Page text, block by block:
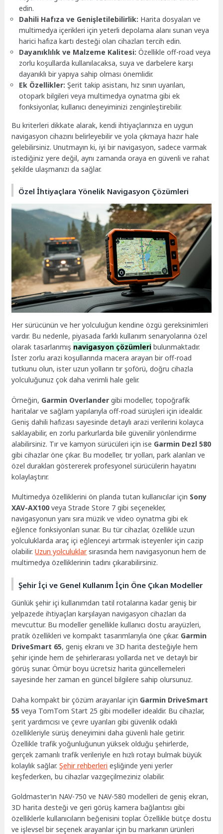
edin.
Dahili Hafıza ve Genişletilebilirlik: Harita dosyaları ve
multimedya içerikleri için yeterli depolama alanı sunan veya
harici hafıza kartı desteği olan cihazları tercih edin.
Dayanıklılık ve Malzeme Kalitesi: Özellikle off-road veya
zorlu koşullarda kullanılacaksa, suya ve darbelere karşı
dayanıklı bir yapıya sahip olması önemlidir.
Ek Özellikler: Şerit takip asistanı, hız sınırı uyarıları,
otopark bilgileri veya multimedya oynatma gibi ek
fonksiyonlar, kullanıcı deneyiminizi zenginleştirebilir.
Bu kriterleri dikkate alarak, kendi ihtiyaçlarınıza en uygun
navigasyon cihazını belirleyebilir ve yola çıkmaya hazır hale
gelebilirsiniz. Unutmayın ki, iyi bir navigasyon, sadece varmak
istediğiniz yere değil, aynı zamanda oraya en güvenli ve rahat
şekilde ulaşmanızı da sağlar.
Özel İhtiyaçlara Yönelik Navigasyon Çözümleri
Her sürücünün ve her yolculuğun kendine özgü gereksinimleri
vardır. Bu nedenle, piyasada farklı kullanım senaryolarına özel
olarak tasarlanmış navigasyon çözümleri bulunmaktadır.
İster zorlu arazi koşullarında macera arayan bir off-road
tutkunu olun, ister uzun yolların tır şoförü, doğru cihazla
yolculuğunuz çok daha verimli hale gelir.
Örneğin, Garmin Overlander gibi modeller, topoğrafik
haritalar ve sağlam yapılarıyla off-road sürüşleri için idealdir.
Geniş dahili hafızası sayesinde detaylı arazi verilerini kolayca
saklayabilir, en zorlu parkurlarda bile güvenilir yönlendirme
alabilirsiniz. Tır ve kamyon sürücüleri için ise Garmin Dezl 580
gibi cihazlar öne çıkar. Bu modeller, tır yolları, park alanları ve
özel durakları göstererek profesyonel sürücülerin hayatını
kolaylaştırır.
Multimedya özelliklerini ön planda tutan kullanıcılar için Sony
XAV-AX100 veya Strade Store 7 gibi seçenekler,
navigasyonun yanı sıra müzik ve video oynatma gibi ek
eğlence fonksiyonları sunar. Bu tür cihazlar, özellikle uzun
yolculuklarda araç içi eğlenceyi artırmak isteyenler için cazip
olabilir.Uzun yolculuklarsırasında hem navigasyonun hem de
multimedya özelliklerinin tadını çıkarabilirsiniz.
Şehir İçi ve Genel Kullanım İçin Öne Çıkan Modeller
Günlük şehir içi kullanımdan tatil rotalarına kadar geniş bir
yelpazede ihtiyaçları karşılayan navigasyon cihazları da
mevcuttur. Bu modeller genellikle kullanıcı dostu arayüzleri,
pratik özellikleri ve kompakt tasarımlarıyla öne çıkar. Garmin
DriveSmart 65, geniş ekranı ve 3D harita desteğiyle hem
şehir içinde hem de şehirlerarası yollarda net ve detaylı bir
görüş sunar. Ömür boyu ücretsiz harita güncellemeleri
sayesinde her zaman en güncel bilgilere sahip olursunuz.
Daha kompakt bir çözüm arayanlar için Garmin DriveSmart
55 veya TomTom Start 25 gibi modeller idealdir. Bu cihazlar,
şerit yardımcısı ve çevre uyarıları gibi güvenlik odaklı
özellikleriyle sürüş deneyimini daha güvenli hale getirir.
Özellikle trafik yoğunluğunun yüksek olduğu şehirlerde,
gerçek zamanlı trafik verileriyle en hızlı rotayı bulmak büyük
kolaylık sağlar.Şehir rehberleri eşliğinde yeni yerler
keşfederken, bu cihazlar vazgeçilmeziniz olabilir.
Goldmaster’ın NAV-750 ve NAV-580 modelleri de geniş ekran,
3D harita desteği ve geri görüş kamera bağlantısı gibi
özelliklerle kullanıcıların beğenisini toplar. Özellikle bütçe dostu
ve işlevsel bir seçenek arayanlar için bu markanın ürünleri